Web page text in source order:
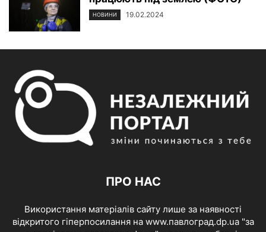
НОВИНИ 19.02.2024
ПРО НАС
Використання матеріалів сайту лише за наявності
відкритого гіперпосилання на www.павлоград.dp.ua "за